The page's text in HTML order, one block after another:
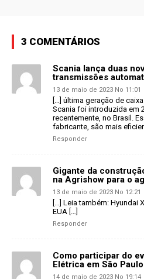
3 COMENTÁRIOS
Scania lança duas
transmissões
13 de maio de 2023 No 11:01
[…] última geração de
Scania foi introduzida em
recentemente, no Brasil.
fabricante, são mais
Responder
Gigante da
na Agrishow para o
13 de maio de 2023 No 12:21
[…] Leia também: Hyundai
EUA […]
Responder
Como participar do
Elétrica em São
14 de maio de 2023 No 19:14